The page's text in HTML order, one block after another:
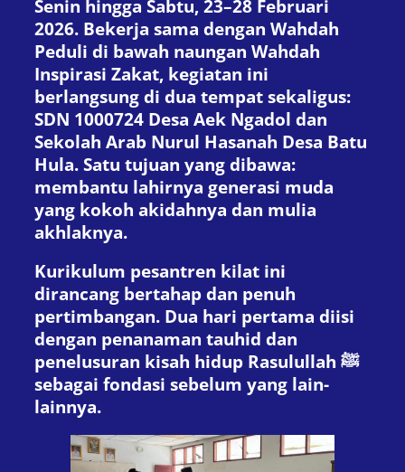
Senin hingga Sabtu, 23–28 Februari
2026. Bekerja sama dengan Wahdah
Peduli di bawah naungan Wahdah
Inspirasi Zakat, kegiatan ini
berlangsung di dua tempat sekaligus:
SDN 1000724 Desa Aek Ngadol dan
Sekolah Arab Nurul Hasanah Desa Batu
Hula. Satu tujuan yang dibawa:
membantu lahirnya generasi muda
yang kokoh akidahnya dan mulia
akhlaknya.
Kurikulum pesantren kilat ini
dirancang bertahap dan penuh
pertimbangan. Dua hari pertama diisi
dengan penanaman tauhid dan
penelusuran kisah hidup Rasulullah ﷺ
sebagai fondasi sebelum yang lain-
lainnya.